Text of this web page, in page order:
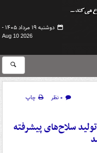
دوشنبه ۱۹ مرداد ۱۴۰۵ -
Aug 10 2026
۰ نظر
چاپ
سلاح‌های پیشرفته